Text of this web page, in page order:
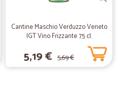
Cantine Maschio Verduzzo Veneto
IGT Vino Frizzante 75 cl.
5,19 € 5,69 €